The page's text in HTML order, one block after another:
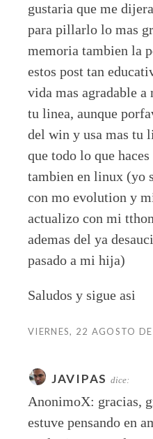
gustaria que me
para pillarlo lo mas
memoria tambien la
estos post tan
vida mas agradable a
tu linea, aunque
del win y usa mas tu
que todo lo que
tambien en linux (yo
con mo evolution y
actualizo con mi
ademas del ya
pasado a mi hija)
Saludos y sigue asi
VIERNES, 22 AGOSTO
JAVIPAS dice:
AnonimoX: gracias,
estuve pensando en